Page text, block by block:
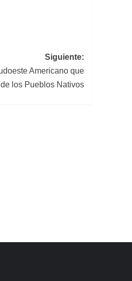
Siguiente:
Americano que
los Pueblos Nativos